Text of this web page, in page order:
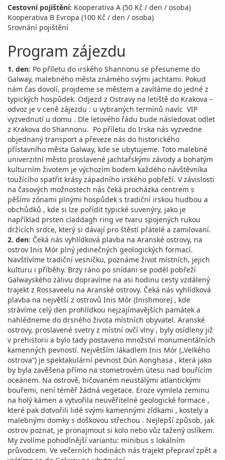
Cestovní pojištění: Kooperativa A (50 Kč / den / osoba)
Kooperativa B Evropa (100 Kč / den / osoba)
Srovnání pojištění
Program zájezdu
1. den: Po příletu do irského Shannonu se přesuneme do
Galway, malebného města známého svými jachtami. Pokud
nám čas dovolí, projdeme se městem a zavítáme do jedné z
typických hospůdek. Odjezd z Ostravy na letiště do Krakova –
odvoz je v ceně zájezdu : u vybraných termínů navíc VIP
vyzvednutí u domu . Dle letového řádu bude následovat odlet
z Krakova do Shannonu. Po příletu do Irska nás vyzvedne
objednaný transport a převeze nás do historického
přístavního města Galway, kde se ubytujeme. Toto malebné
univerzitní město proslavené jachtařskými závody a bohatým
kulturním životem je výchozím bodem každého návštěvníka
toužícího spatřit krásy západního irského pobřeží. V závislosti
na časových možnostech nás čeká procházka centrem s
pěšími zónami plnými hospůdek s tradiční irskou hudbou a
obchůdků , kde si lze pořídit typické suvenýry, jako je
například prsten claddagh ring ve tvaru spojených rukou
držících srdce, který si dávají pro štěstí přátelé a zamilovaní.
2. den: Čeká nás vyhlídková plavba na Aranské ostrovy, na
ostrov Inis Mór plný jedinečných geologických formací.
Navštívíme tradiční vesničku, poznáme život místních, jejich
kulturu i příběhy. Brzy ráno po snídani se podél pobřeží
Galwayského zálivu dopravíme na asi hodinu cesty vzdálený
trajekt z Rossaveelu na Aranské ostrovy. Čeká nás vyhlídková
plavba na největší z ostrovů Inis Mór (Inishmore) , kde
strávíme celý den prohlídkou nejzajímavějších památek a
nahlédneme do drsného života místních obyvatel. Aranské
ostrovy, proslavené svetry z místní ovčí vlny , byly osídleny již
v prehistorii a bylo tady postaveno množství monumentálních
kamenných pevností. Největším lákadlem Inis Mór („Velkého
ostrova“) je spektakulární pevnost Dún Aonghasa , která jako
by byla zavěšena přímo na stometrovém útesu nad bouřícím
oceánem. Na ostrově, bičovaném neustálými atlantickými
bouřemi, není téměř žádná vegetace. Eroze vymlela zeminu
na holý kámen a vytvořila neuvěřitelné geologické formace ,
které pak dotvořili lidé svými kamennými zídkami , kostely a
malebnými domky s doškovou střechou . Nejlepší způsob, jak
ostrov poznat, je pronajmout si kolo nebo vůz tažený oslíkem.
My zvolíme pohodlnější variantu: minibus s lokálním
průvodcem. Ve večerních hodinách nás trajekt přepraví zpět a